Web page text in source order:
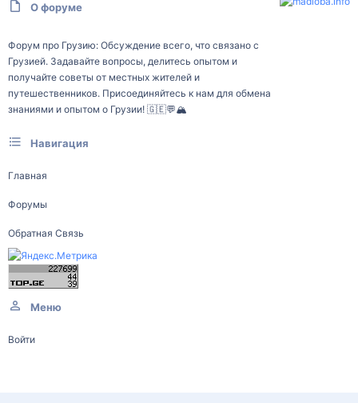
О форуме
Форум про Грузию: Обсуждение всего, что связано с
Грузией. Задавайте вопросы, делитесь опытом и
получайте советы от местных жителей и
путешественников. Присоединяйтесь к нам для обмена
знаниями и опытом о Грузии! 🇬🇪💬🏔️
Навигация
Главная
Форумы
Обратная Связь
Меню
Войти